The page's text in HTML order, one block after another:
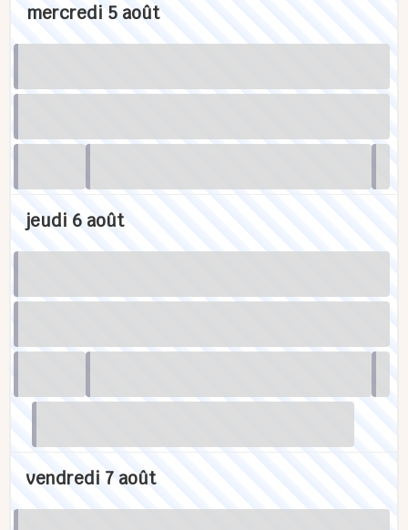
mercredi 5 août
jeudi 6 août
vendredi 7 août